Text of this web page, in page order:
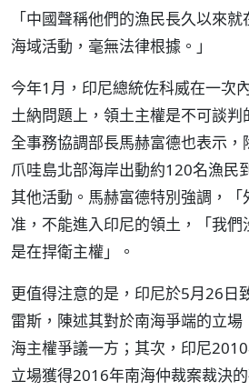
「中國聲稱他們的漁民長久以來
海域活動，毫無法律根據。」
今年1月，印尼總統佐科威在一次
土納問題上，領土主權是不可談
全事務協調部長馬赫富德也表示
爪哇島北部海岸出動約120名漁民
其他活動。馬赫富德特別強調，
准，不能進入印尼的領土，「我們
是在捍衛主權」。
更值得注意的是，印尼於5月26日
雷斯，陳述其對於南海爭端的立
海主權爭議一方；其次，印尼
立場獲得2016年南海仲裁案裁決